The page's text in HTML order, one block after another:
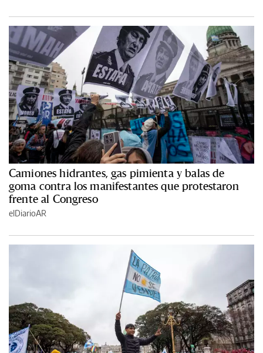
Camiones hidrantes, gas pimienta y balas de
goma contra los manifestantes que protestaron
frente al Congreso
elDiarioAR